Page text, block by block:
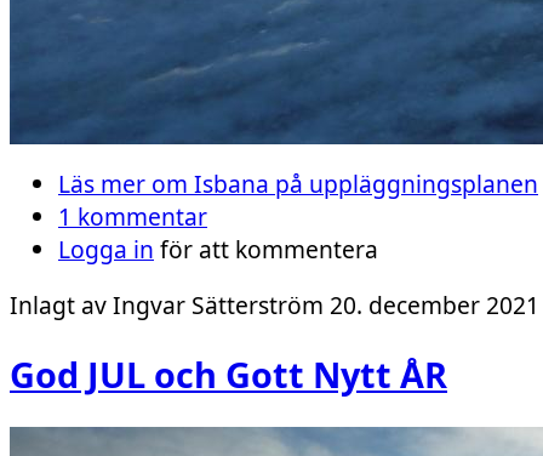
Läs mer om Isbana på uppläggningsplanen
1 kommentar
Logga in för att kommentera
Inlagt avIngvar Sätterström 20. december
God JUL och Gott Nytt ÅR